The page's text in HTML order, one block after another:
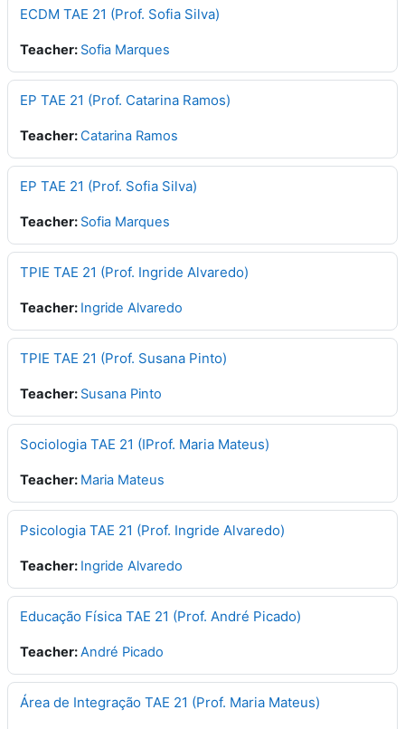
ECDM TAE 21 (Prof. Sofia Silva)
Teacher: Sofia Marques
EP TAE 21 (Prof. Catarina Ramos)
Teacher:Catarina Ramos
EP TAE 21 (Prof. Sofia Silva)
Teacher: Sofia Marques
TPIE TAE 21 (Prof. Ingride Alvaredo)
Teacher: Ingride Alvaredo
TPIE TAE 21 (Prof. Susana Pinto)
Teacher: Susana Pinto
Sociologia TAE 21 (IProf. Maria Mateus)
Teacher: Maria Mateus
Psicologia TAE 21 (Prof. Ingride Alvaredo)
Teacher: Ingride Alvaredo
Educação Física TAE 21 (Prof. André Picado)
Teacher:André Picado
Área de Integração TAE 21 (Prof. Maria Mateus)